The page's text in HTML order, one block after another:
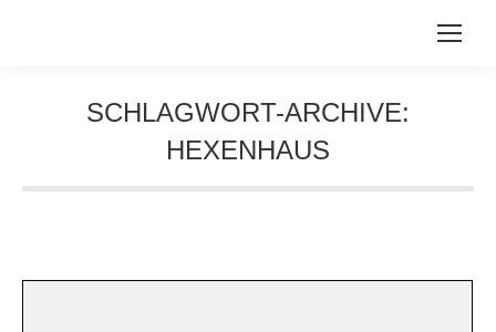
SCHLAGWORT-ARCHIVE:
HEXENHAUS